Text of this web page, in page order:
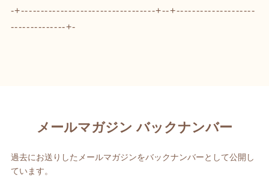
-+----------------------------------+--+--------------------
--------------+-
メールマガジン バックナンバー
過去にお送りしたメールマガジンをバックナンバーとして公開し
ています。